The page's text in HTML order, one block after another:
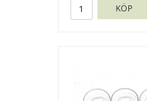
KÖP